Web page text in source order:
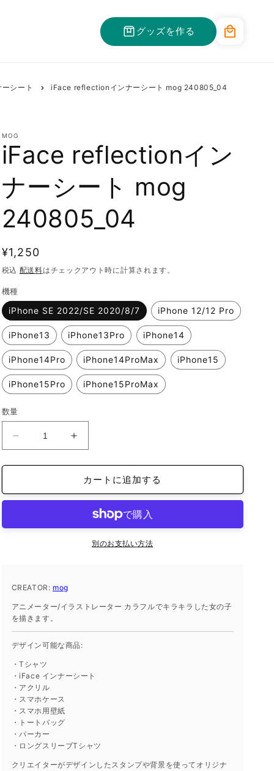
グッズを作る
ー
シート iFace reflectionインナーシート mog 240805_04
MOG
iFace reflectionイン
ナーシート mog
240805_04
通
常
価
格
¥1,250
税込 配送料はチェックアウト時に計算されます。
機種
iPhone SE 2022/SE 2020/8/7 iPhone 12/12 Pro
iPhone13 iPhone13Pro iPhone14
iPhone14Pro iPhone14ProMax iPhone15
iPhone15Pro iPhone15ProMax
数量
reflection
イ
ナ
シ
240805_04
数
量
を
ら
す
iFace
reflection
イ
ン
ナ
シ
数
を
カートに追加する
別のお支払い方法
CREATOR: mog
アニメーター/イラストレーター カラフルでキラキラした女の子
を描きます。
デザイン可能な商品:
・Tシャツ
・iFace インナーシート
・アクリル
・スマホケース
・スマホ用壁紙
・トートバッグ
・パーカー
・ロングスリーブTシャツ
クリエイターがデザインしたスタンプや背景を使ってオリジナ